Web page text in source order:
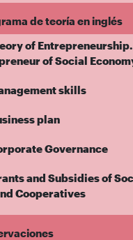
de teoría en inglés
of
of Social
skills
plan
Governance
and Subsidies of
Cooperatives